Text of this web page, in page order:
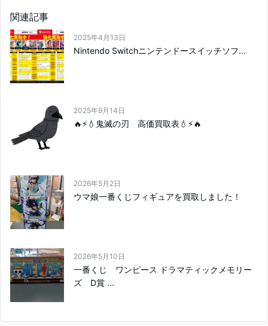
関連記事
2025年4月13日
Nintendo Switchニンテンドースイッチソフ...
2025年9月14日
🔥⚡💧鬼滅の刃 高価買取表💧⚡🔥
2026年5月2日
ウマ娘一番くじフィギュアを買取しました！
2026年5月10日
一番くじ ワンピース ドラマティックメモリー
ズ D賞 ...